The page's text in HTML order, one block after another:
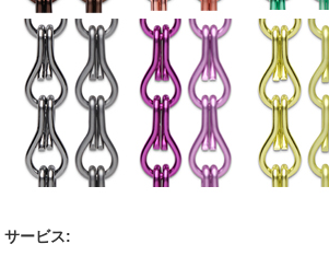
サービス: